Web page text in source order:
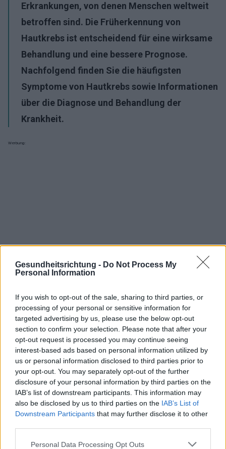
Gesundheitsrichtung - Do Not Process My
Personal Information
If you wish to opt-out of the sale, sharing to third parties, or
processing of your personal or sensitive information for
targeted advertising by us, please use the below opt-out
section to confirm your selection. Please note that after your
opt-out request is processed you may continue seeing
interest-based ads based on personal information utilized by
us or personal information disclosed to third parties prior to
your opt-out. You may separately opt-out of the further
disclosure of your personal information by third parties on the
IAB’s list of downstream participants. This information may
also be disclosed by us to third parties on the IAB’s List of
Downstream Participants that may further disclose it to other
Please note that this website/app uses one or more Google
Personal Data Processing Opt Outs
Erkrankungen, von denen Menschen weltweit
betroffen sind. Die Früherkennung von
Hautkrebs ist entscheidend für eine wirksame
Behandlung und eine bessere Prognose.
Nachfolgend finden Sie die häufigsten
Symptome von Hautkrebs sowie Informationen
über die Diagnose und Behandlung der
Krankheit.
Werbung:
Interessant? Teilen sie es auf Facebook!
Möchten Sie auf dem Laufenden bleiben?
Folgen Sie uns auf
G oogl e
News
ZUGEHÖRIG
Themen Adenokarzinome keratosen Alarmwerte